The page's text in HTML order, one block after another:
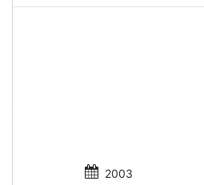
2003